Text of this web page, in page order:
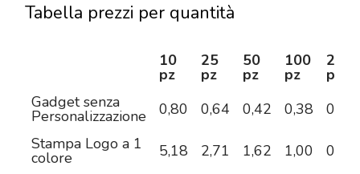
Tabella prezzi per quantità
10
pz
25
pz
50
pz
100
pz
250
pz
Gadget senza
Personalizzazione 0,80 0,64 0,42 0,38
0,30
Stampa Logo a 1
colore 5,18 2,71 1,62 1,00
0,59